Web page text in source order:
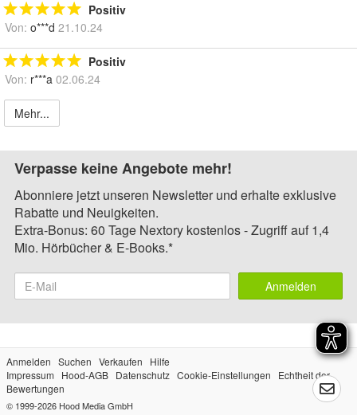
Positiv
Von: o***d 21.10.24
Positiv
Von: r***a 02.06.24
Mehr...
Verpasse keine Angebote mehr!
Abonniere jetzt unseren Newsletter und erhalte exklusive
Rabatte und Neuigkeiten.
Extra-Bonus: 60 Tage Nextory kostenlos - Zugriff auf 1,4
Mio. Hörbücher & E-Books.*
Anmelden
Anmelden Suchen Verkaufen
Hilfe
Impressum
Hood-AGB Datenschutz Cookie-Einstellungen
Echtheit der
Bewertungen
© 1999-2026 Hood Media GmbH